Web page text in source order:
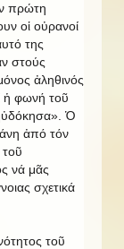
πρώτη
οἱ οὐρανοί
της
στούς
ἀληθινός
ἡ φωνή τοῦ
Ὁ
ἀπό τόν
νά μᾶς
σχετικά
τοῦ